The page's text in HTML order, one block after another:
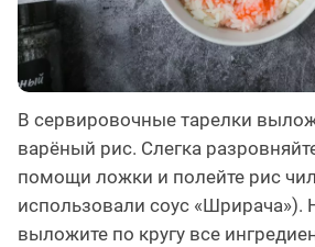
В сервировочные тарелки
варёный рис. Слегка
помощи ложки и полейте рис
использовали соус «Шрирача»).
выложите по кругу все